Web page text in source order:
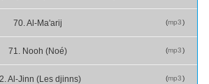
(mp3)
70. Al-Ma'arij
(mp3)
71. Nooh (Noé)
(mp3)
Al-Jinn (Les djinns)